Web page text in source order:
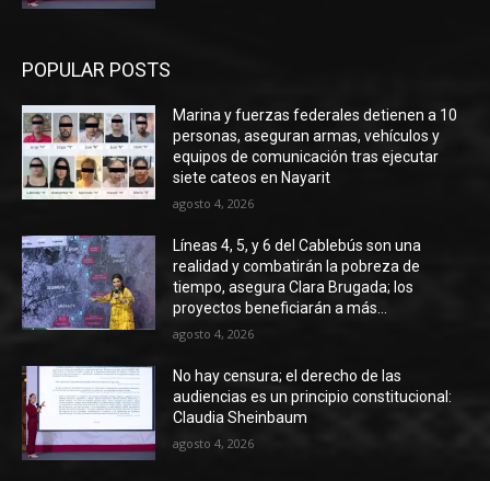
POPULAR POSTS
Marina y fuerzas federales detienen a 10
personas, aseguran armas, vehículos y
equipos de comunicación tras ejecutar
siete cateos en Nayarit
agosto 4, 2026
Líneas 4, 5, y 6 del Cablebús son una
realidad y combatirán la pobreza de
tiempo, asegura Clara Brugada; los
proyectos beneficiarán a más...
agosto 4, 2026
No hay censura; el derecho de las
audiencias es un principio constitucional:
Claudia Sheinbaum
agosto 4, 2026